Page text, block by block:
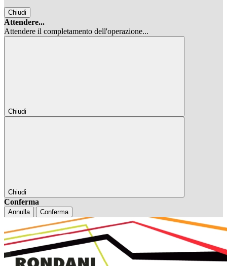
Chiudi
Attendere...
Attendere il completamento dell'operazione...
Chiudi
Chiudi
Conferma
Annulla Conferma